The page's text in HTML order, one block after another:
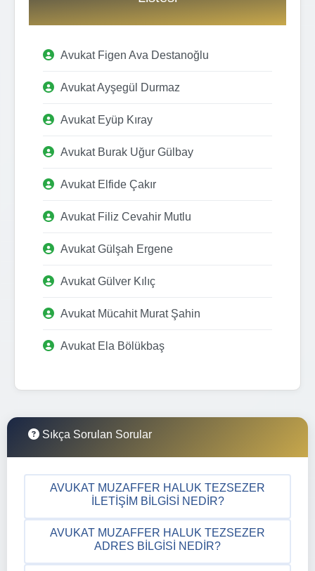
Avukat Figen Ava Destanoğlu
Avukat Ayşegül Durmaz
Avukat Eyüp Kıray
Avukat Burak Uğur Gülbay
Avukat Elfide Çakır
Avukat Filiz Cevahir Mutlu
Avukat Gülşah Ergene
Avukat Gülver Kılıç
Avukat Mücahit Murat Şahin
Avukat Ela Bölükbaş
Sıkça Sorulan Sorular
AVUKAT MUZAFFER HALUK TEZSEZER
İLETIŞIM BILGISI NEDIR?
AVUKAT MUZAFFER HALUK TEZSEZER
ADRES BILGISI NEDIR?